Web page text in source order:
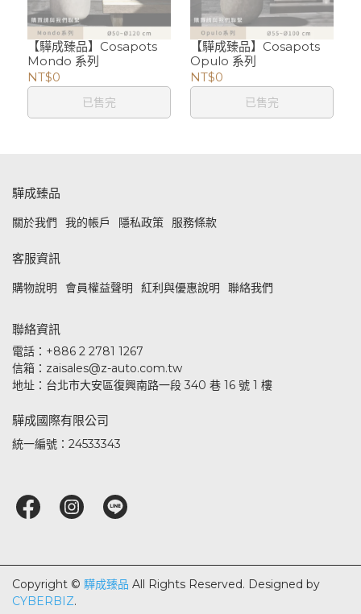
【驊成臻品】Cosapots
Mondo 系列
NT$0
已售完
【驊成臻品】Cosapots
Opulo 系列
NT$0
已售完
驊成臻品
關於我們 我的帳戶 隱私政策 服務條款
客服資訊
購物說明 會員權益聲明 紅利與優惠說明 聯絡我們
聯絡資訊
電話：+886 2 2781 1267
信箱：zaisales@z-auto.com.tw
地址：台北市大安區復興南路一段 340 巷 16 號 1 樓
驊成國際有限公司
統一編號：24533343
Copyright © 驊成臻品 All Rights Reserved. Designed by
CYBERBIZ.